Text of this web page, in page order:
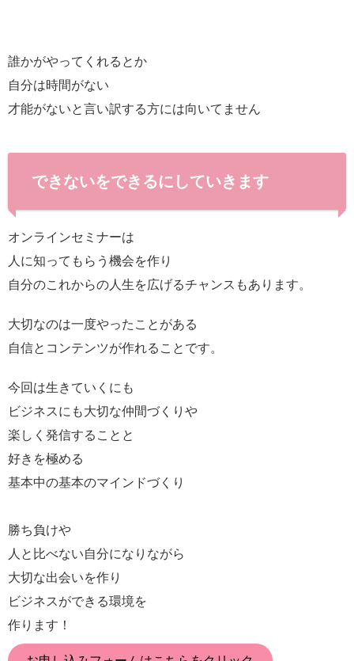
誰かがやってくれるとか
自分は時間がない
才能がないと言い訳する方には向いてません
できないをできるにしていきます
オンラインセミナーは
人に知ってもらう機会を作り
自分のこれからの人生を広げるチャンスもあります。
大切なのは一度やったことがある
自信とコンテンツが作れることです。
今回は生きていくにも
ビジネスにも大切な仲間づくりや
楽しく発信することと
好きを極める
基本中の基本のマインドづくり
勝ち負けや
人と比べない自分になりながら
大切な出会いを作り
ビジネスができる環境を
作ります！